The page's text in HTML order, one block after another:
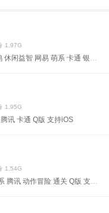
1.97G
休闲益智 网易 萌系 卡通 银汉
1.95G
腾讯 卡通 Q版 支持iOS
1.54G
腾讯 动作冒险 通关 Q版 支持iOS